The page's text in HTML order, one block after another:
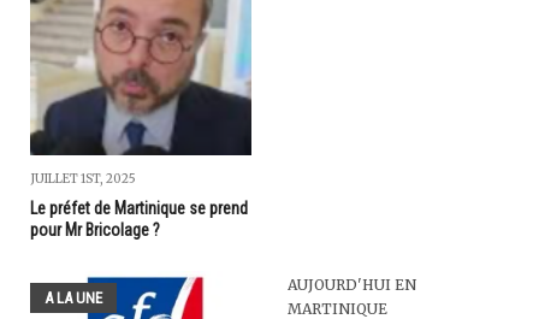
JUILLET 1ST, 2025
Le préfet de Martinique se prend
pour Mr Bricolage ?
A LA UNE
AUJOURD'HUI EN
MARTINIQUE